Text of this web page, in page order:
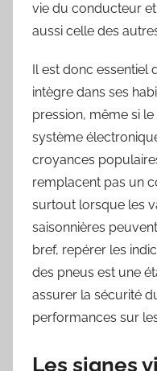
vie du conducteur
aussi celle des
Il est donc
intègre dans ses
pression, même si
système
croyances
remplacent pas un
surtout lorsque les
saisonnières
bref, repérer les
des pneus est une
assurer la sécurité
performances sur
Les signes